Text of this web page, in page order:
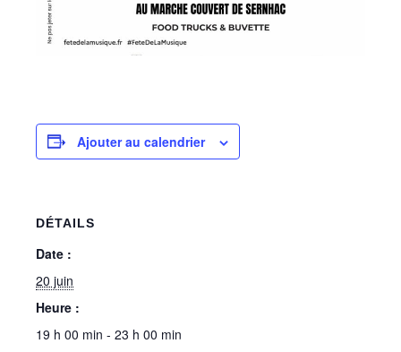
Ajouter au calendrier
DÉTAILS
Date :
20 juin
Heure :
19 h 00 min - 23 h 00 min